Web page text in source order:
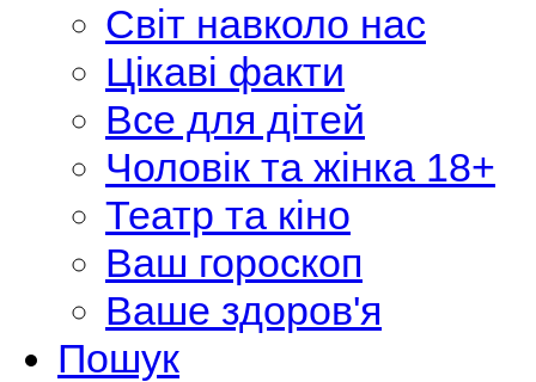
Світ навколо нас
Цікаві факти
Все для дітей
Чоловік та жінка 18+
Театр та кіно
Ваш гороскоп
Ваше здоров'я
Пошук